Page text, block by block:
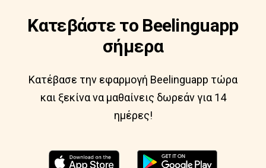
Κατεβάστε το Beelinguapp
σήμερα
Κατέβασε την εφαρμογή Beelinguapp τώρα
και ξεκίνα να μαθαίνεις δωρεάν για 14
ημέρες!